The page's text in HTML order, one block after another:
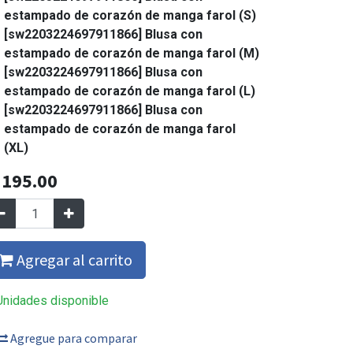
estampado de corazón de manga farol (S)
[sw2203224697911866] Blusa con
estampado de corazón de manga farol (M)
[sw2203224697911866] Blusa con
estampado de corazón de manga farol (L)
[sw2203224697911866] Blusa con
estampado de corazón de manga farol
(XL)
195.00
Agregar al carrito
disponible
Agregue para comparar